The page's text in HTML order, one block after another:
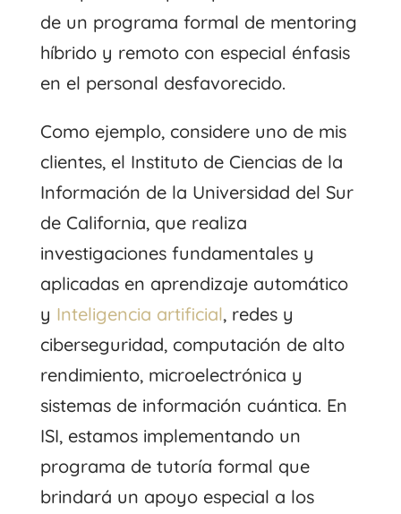
de un programa formal de mentoring
híbrido y remoto con especial énfasis
en el personal desfavorecido.
Como ejemplo, considere uno de mis
clientes, el Instituto de Ciencias de la
Información de la Universidad del Sur
de California, que realiza
investigaciones fundamentales y
aplicadas en aprendizaje automático
y Inteligencia artificial, redes y
ciberseguridad, computación de alto
rendimiento, microelectrónica y
sistemas de información cuántica. En
ISI, estamos implementando un
programa de tutoría formal que
brindará un apoyo especial a los